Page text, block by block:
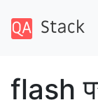
flash